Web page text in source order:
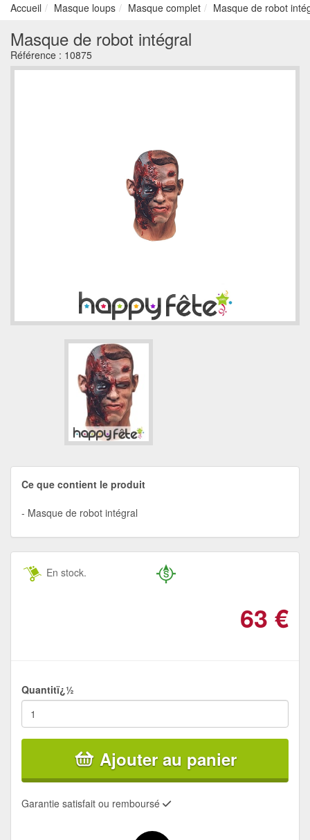
Accueil Masque loups Masque complet Masque de robot
Masque de robot intégral
Référence : 10875
Ce que contient le produit
Masque de robot intégral
En stock.
63 €
Quantitï¿½
Ajouter au panier
Garantie satisfait ou remboursé